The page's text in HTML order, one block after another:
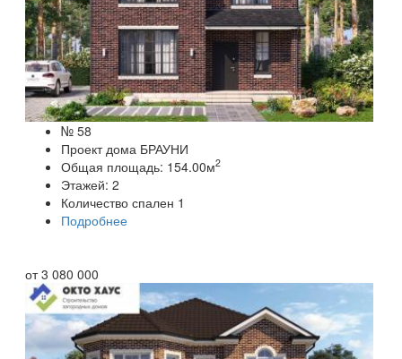
№ 58
Проект дома БРАУНИ
Общая площадь: 154.00м2
Этажей: 2
Количество спален 1
Подробнее
от3 080 000